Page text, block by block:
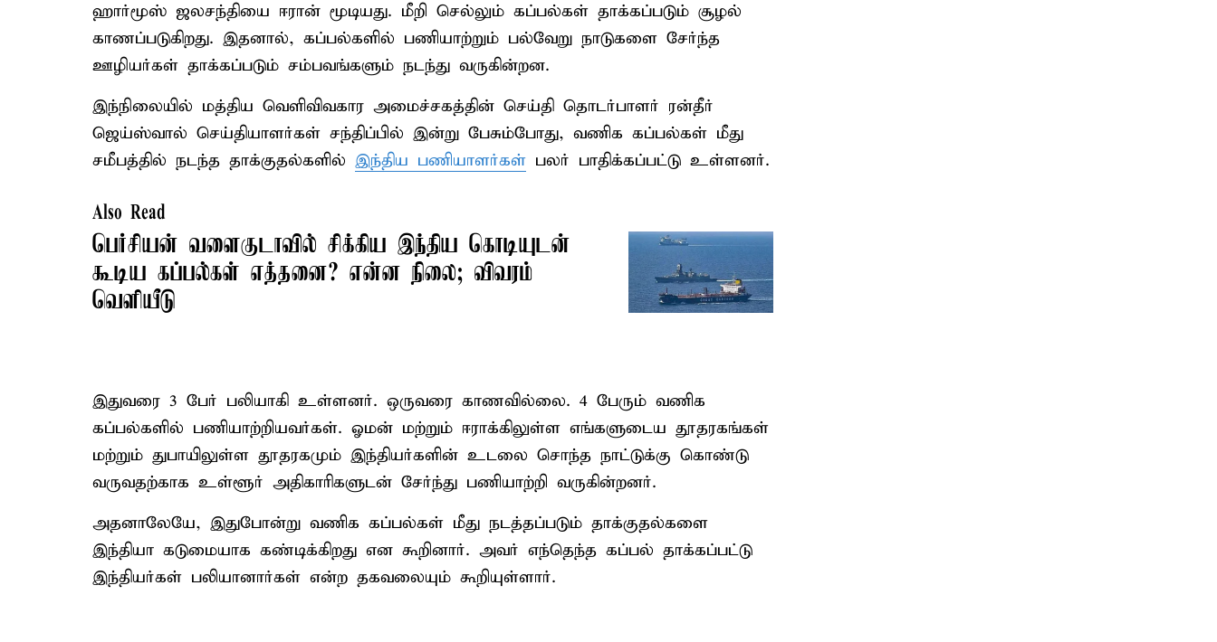
ஹார்மூஸ் ஜலசந்தியை ஈரான் மூடியது. மீறி செல்லும் கப்பல்கள் தாக்கப்படும் சூழல்
காணப்படுகிறது. இதனால், கப்பல்களில் பணியாற்றும் பல்வேறு நாடுகளை சேர்ந்த
ஊழியர்கள் தாக்கப்படும் சம்பவங்களும் நடந்து வருகின்றன.
இந்நிலையில் மத்திய வெளிவிவகார அமைச்சகத்தின் செய்தி தொடர்பாளர் ரன்தீர்
ஜெய்ஸ்வால் செய்தியாளர்கள் சந்திப்பில் இன்று பேசும்போது, வணிக கப்பல்கள் மீது
சமீபத்தில் நடந்த தாக்குதல்களில் இந்திய பணியாளர்கள் பலர் பாதிக்கப்பட்டு உள்ளனர்.
Also Read
பெர்சியன் வளைகுடாவில் சிக்கிய இந்திய கொடியுடன்
கூடிய கப்பல்கள் எத்தனை? என்ன நிலை; விவரம்
வெளியீடு
இதுவரை 3 பேர் பலியாகி உள்ளனர். ஒருவரை காணவில்லை. 4 பேரும் வணிக
கப்பல்களில் பணியாற்றியவர்கள். ஓமன் மற்றும் ஈராக்கிலுள்ள எங்களுடைய தூதரகங்கள்
மற்றும் துபாயிலுள்ள தூதரகமும் இந்தியர்களின் உடலை சொந்த நாட்டுக்கு கொண்டு
வருவதற்காக உள்ளூர் அதிகாரிகளுடன் சேர்ந்து பணியாற்றி வருகின்றனர்.
அதனாலேயே, இதுபோன்று வணிக கப்பல்கள் மீது நடத்தப்படும் தாக்குதல்களை
இந்தியா கடுமையாக கண்டிக்கிறது என கூறினார். அவர் எந்தெந்த கப்பல் தாக்கப்பட்டு
இந்தியர்கள் பலியானார்கள் என்ற தகவலையும் கூறியுள்ளார்.